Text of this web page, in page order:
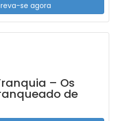
se agora
– Os
de